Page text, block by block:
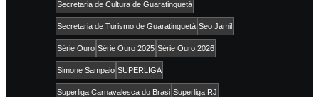
Secretaria de Cultura de Guaratinguetá
Secretaria de Turismo de Guaratinguetá Seo Jamil
Série Ouro Série Ouro 2025 Série Ouro 2026
Simone Sampaio SUPERLIGA
Superliga Carnavalesca do Brasi Superliga RJ